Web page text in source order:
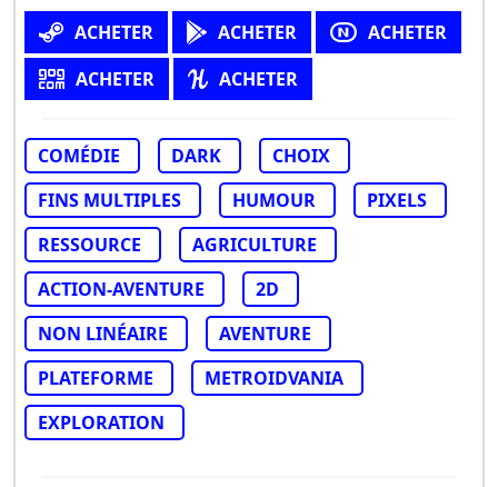
ACHETER ACHETER
ACHETER
ACHETER
ACHETER
COMÉDIE DARK
CHOIX
FINS MULTIPLES
HUMOUR
PIXELS
RESSOURCE
AGRICULTURE
ACTION-AVENTURE
2D
NON LINÉAIRE
AVENTURE
PLATEFORME
METROIDVANIA
EXPLORATION